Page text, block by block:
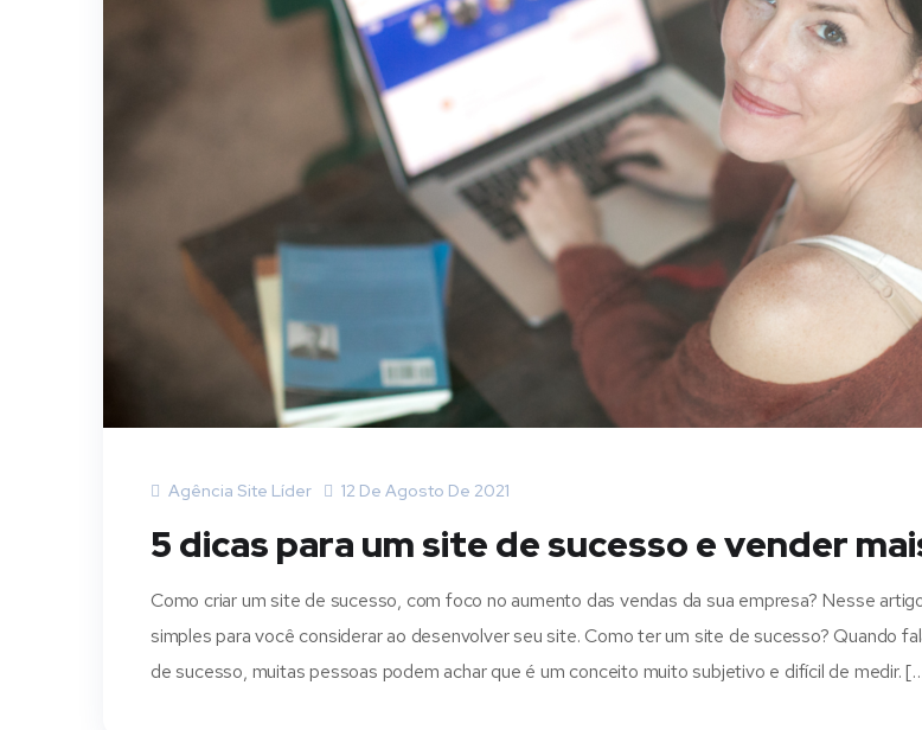
Agência Site Líder 12 De Agosto De 2021
5 dicas para um site de sucesso e vender
Como criar um site de sucesso, com foco no aumento das vendas da sua empresa? Nesse
simples para você considerar ao desenvolver seu site. Como ter um site de sucesso? Quando
de sucesso, muitas pessoas podem achar que é um conceito muito subjetivo e difícil de medir.